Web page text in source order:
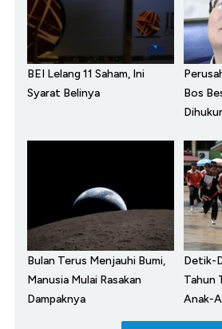
BEI Lelang 11 Saham, Ini
Syarat Belinya
Bos
Bulan Terus Menjauhi Bumi,
Manusia Mulai Rasakan
Dampaknya
Detik-
Tahun
Anak-